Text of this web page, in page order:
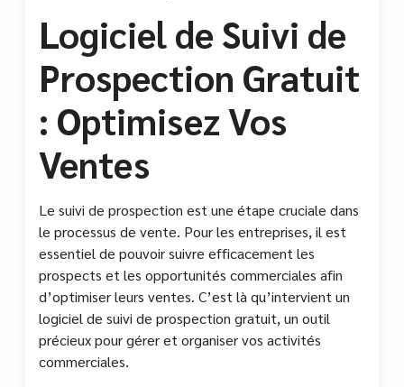
Logiciel de Suivi de
Prospection Gratuit
: Optimisez Vos
Ventes
Le suivi de prospection est une étape cruciale dans
le processus de vente. Pour les entreprises, il est
essentiel de pouvoir suivre efficacement les
prospects et les opportunités commerciales afin
d’optimiser leurs ventes. C’est là qu’intervient un
logiciel de suivi de prospection gratuit, un outil
précieux pour gérer et organiser vos activités
commerciales.